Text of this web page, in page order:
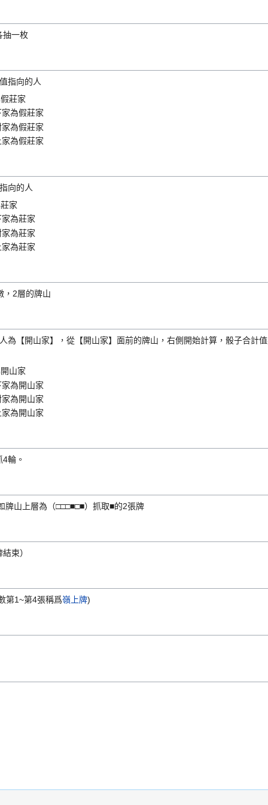
抽一枚
指向的人
莊家
為假莊家
為假莊家
為假莊家
向的人
家
為莊家
為莊家
為莊家
，2層的牌山
為【開山家】，從【開山家】面前的牌山，右側開始計算，骰子合計
山家
為開山家
為開山家
為開山家
輪。
牌山上層為（□□□■□■）抓取■的2張牌
束）
第1~第4張稱爲嶺上牌)